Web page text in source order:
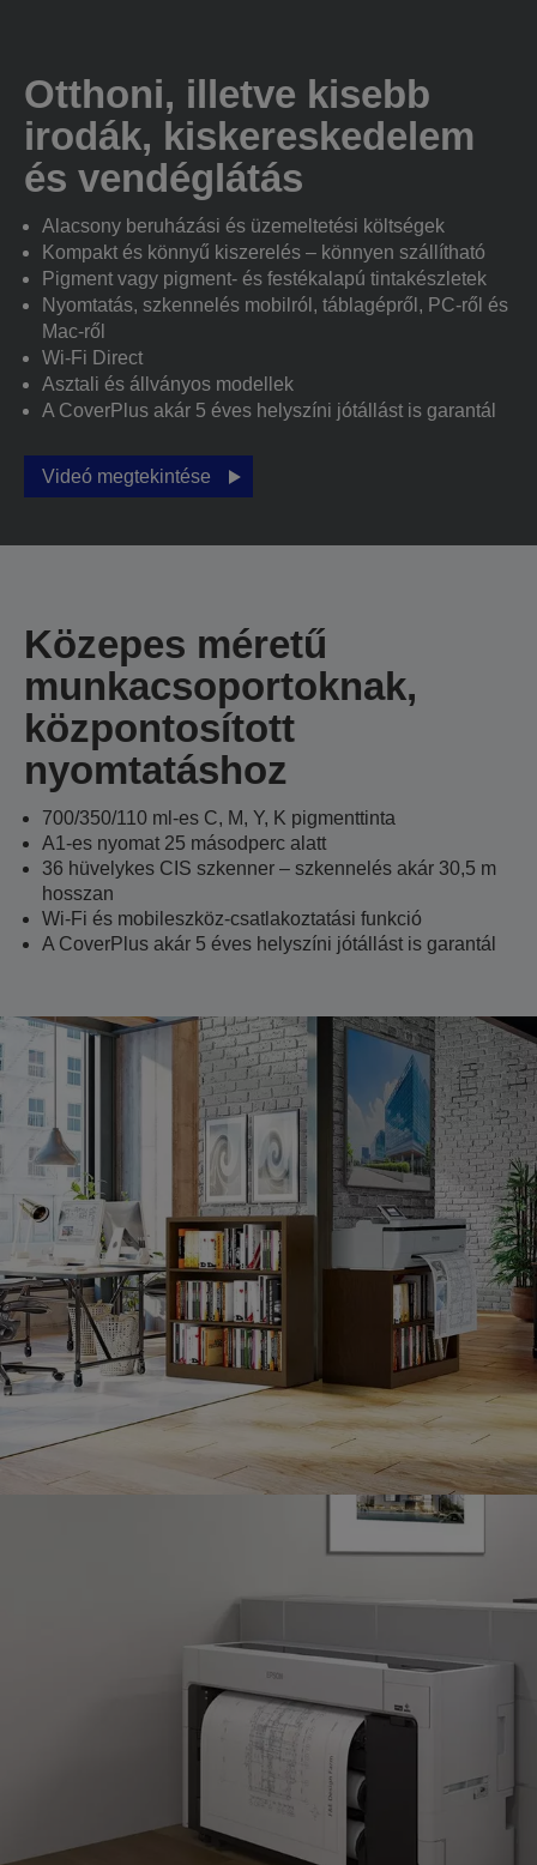
Otthoni, illetve kisebb
irodák, kiskereskedelem
és vendéglátás
Alacsony beruházási és üzemeltetési költségek
Kompakt és könnyű kiszerelés – könnyen szállítható
Pigment vagy pigment- és festékalapú tintakészletek
Nyomtatás, szkennelés mobilról, táblagépről, PC-ről és
Mac-ről
Wi-Fi Direct
Asztali és állványos modellek
A CoverPlus akár 5 éves helyszíni jótállást is garantál
Videó megtekintése
Közepes méretű
munkacsoportoknak,
központosított
nyomtatáshoz
700/350/110 ml-es C, M, Y, K pigmenttinta
A1-es nyomat 25 másodperc alatt
36 hüvelykes CIS szkenner – szkennelés akár 30,5 m
hosszan
Wi-Fi és mobileszköz-csatlakoztatási funkció
A CoverPlus akár 5 éves helyszíni jótállást is garantál